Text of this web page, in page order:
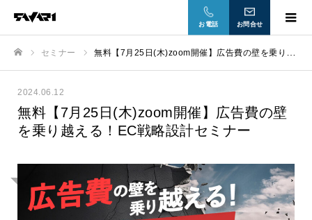
お電話 お問合せ
セミナー 無料【7月25日(木)zoom開催】広告費の壁を乗り越える！EC戦略設計セミナー
2024.06.12
無料【7月25日(木)zoom開催】広告費の壁
を乗り越える！EC戦略設計セミナー